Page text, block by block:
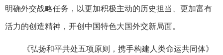
明确外交战略任务，以更加积极主动的历史担当、更加富有
活力的创造精神，开创中国特色大国外交新局面。
《弘扬和平共处五项原则，携手构建人类命运共同体》